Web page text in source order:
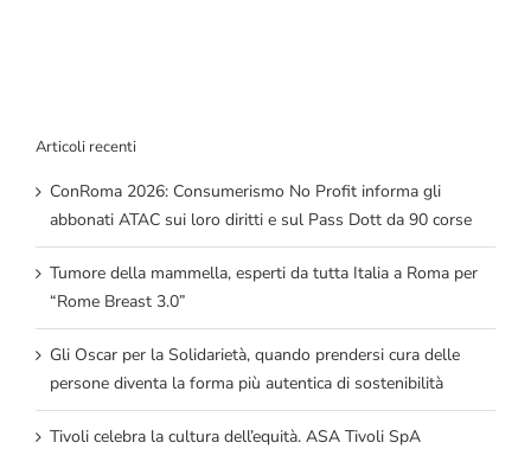
Articoli recenti
ConRoma 2026: Consumerismo No Profit informa gli
abbonati ATAC sui loro diritti e sul Pass Dott da 90 corse
Tumore della mammella, esperti da tutta Italia a Roma per
“Rome Breast 3.0”
Gli Oscar per la Solidarietà, quando prendersi cura delle
persone diventa la forma più autentica di sostenibilità
Tivoli celebra la cultura dell’equità. ASA Tivoli SpA